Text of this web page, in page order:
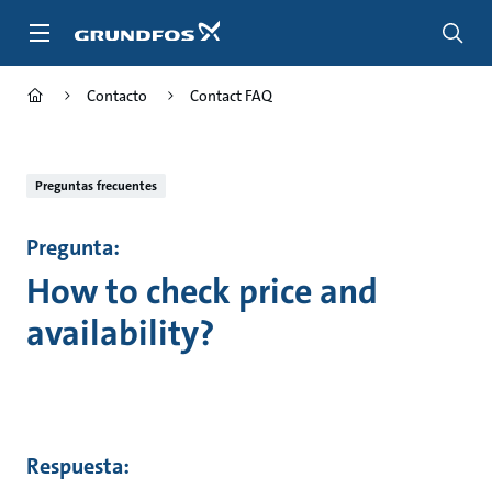
Contacto Contact FAQ
Preguntas frecuentes
Pregunta:
How to check price and
availability?
Respuesta: